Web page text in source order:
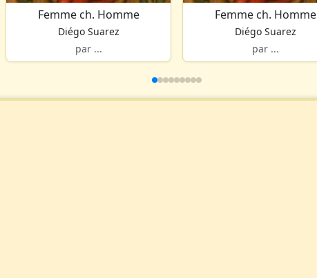
Femme ch. Homme
Diégo Suarez
par ...
Femme ch. Homme
Diégo Suarez
par ...